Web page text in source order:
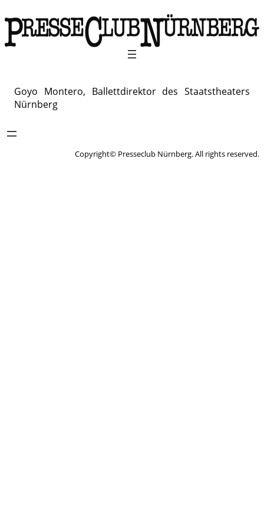
Goyo Montero, Ballettdirektor des Staatstheaters
Nürnberg
Copyright© Presseclub Nürnberg. All rights reserved.